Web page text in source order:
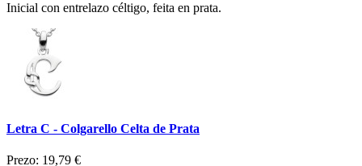
Inicial con entrelazo céltigo, feita en prata.
Letra C - Colgarello Celta de Prata
Prezo: 19,79 €